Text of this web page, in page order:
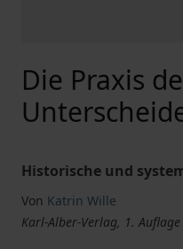
Die Praxis
Historische und
Von Katrin Wille
Karl-Alber-Verlag, 1.